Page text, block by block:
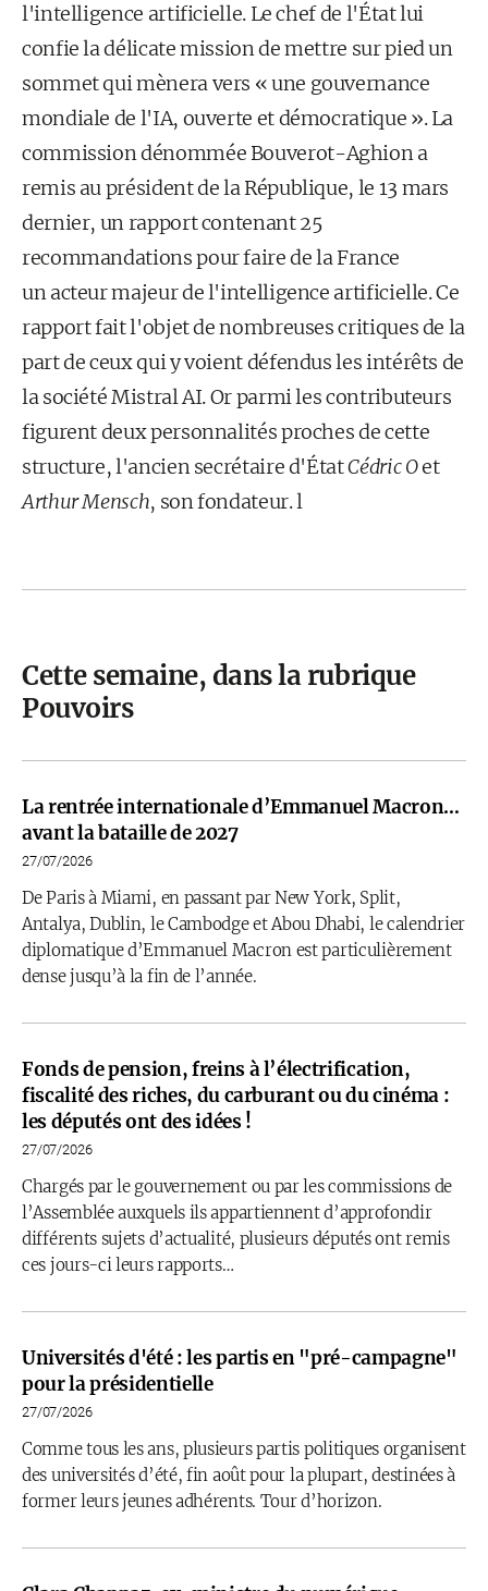
l'intelligence artificielle. Le chef de l'État lui
confie la délicate mission de mettre sur pied un
sommet qui mènera vers « une gouvernance
mondiale de l'IA, ouverte et démocratique ». La
commission dénommée Bouverot-Aghion a
remis au président de la République, le 13 mars
dernier, un rapport contenant 25
recommandations pour faire de la France
un acteur majeur de l'intelligence artificielle. Ce
rapport fait l'objet de nombreuses critiques de la
part de ceux qui y voient défendus les intérêts de
la société Mistral AI. Or parmi les contributeurs
figurent deux personnalités proches de cette
structure, l'ancien secrétaire d'ÉtatCédric Oet
Arthur Mensch, son fondateur. l
Cette semaine, dans la rubrique
Pouvoirs
La rentrée internationale d’Emmanuel Macron…
avant la bataille de 2027
27/07/2026
De Paris à Miami, en passant par New York, Split,
Antalya, Dublin, le Cambodge et Abou Dhabi, le calendrier
diplomatique d’Emmanuel Macron est particulièrement
dense jusqu’à la fin de l’année.
Fonds de pension, freins à l’électrification,
fiscalité des riches, du carburant ou du cinéma :
les députés ont des idées !
27/07/2026
Chargés par le gouvernement ou par les commissions de
l’Assemblée auxquels ils appartiennent d’approfondir
différents sujets d’actualité, plusieurs députés ont remis
ces jours-ci leurs rapports…
Universités d'été : les partis en "pré-campagne"
pour la présidentielle
27/07/2026
Comme tous les ans, plusieurs partis politiques organisent
des universités d’été, fin août pour la plupart, destinées à
former leurs jeunes adhérents. Tour d’horizon.